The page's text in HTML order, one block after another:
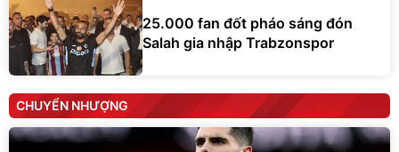
25.000 fan đốt pháo sáng đón
Salah gia nhập Trabzonspor
CHUYỂN NHƯỢNG